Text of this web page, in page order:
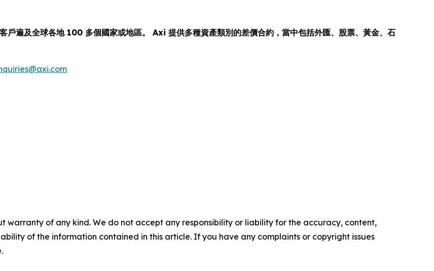
戶遍及全球各地 100 多個國家或地區。 Axi 提供多種資產類別的差價合約，當中包括外匯、股票、黃金、石
warranty of any kind. We do not accept any responsibility or liability for the accuracy, content,
of the information contained in this article. If you have any complaints or copyright issues